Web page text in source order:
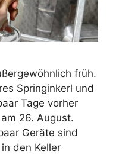
früh.
Springinkerl und
Tage vorher
26. August.
Geräte sind
den Keller